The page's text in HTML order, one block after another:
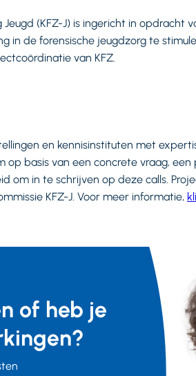
(KFZ-J) is ingericht in opdracht
in de forensische jeugdzorg te
van KFZ.
en kennisinstituten met
basis van een concrete vraag,
om in te schrijven op deze calls.
KFZ-J. Voor meer informatie,
of heb je